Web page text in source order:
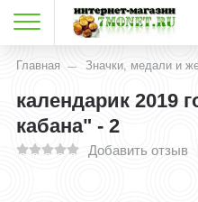
Главная Значки, медали и
календарик 2019
кабана" - 2
Добавить отзыв